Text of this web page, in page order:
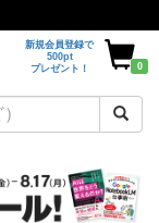
新規会員登録で
500pt
プレゼント！
0